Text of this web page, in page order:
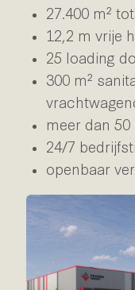
27.400 m²
12,2 m vrije
25 loading
300 m²
meer dan
24/7
openbaar